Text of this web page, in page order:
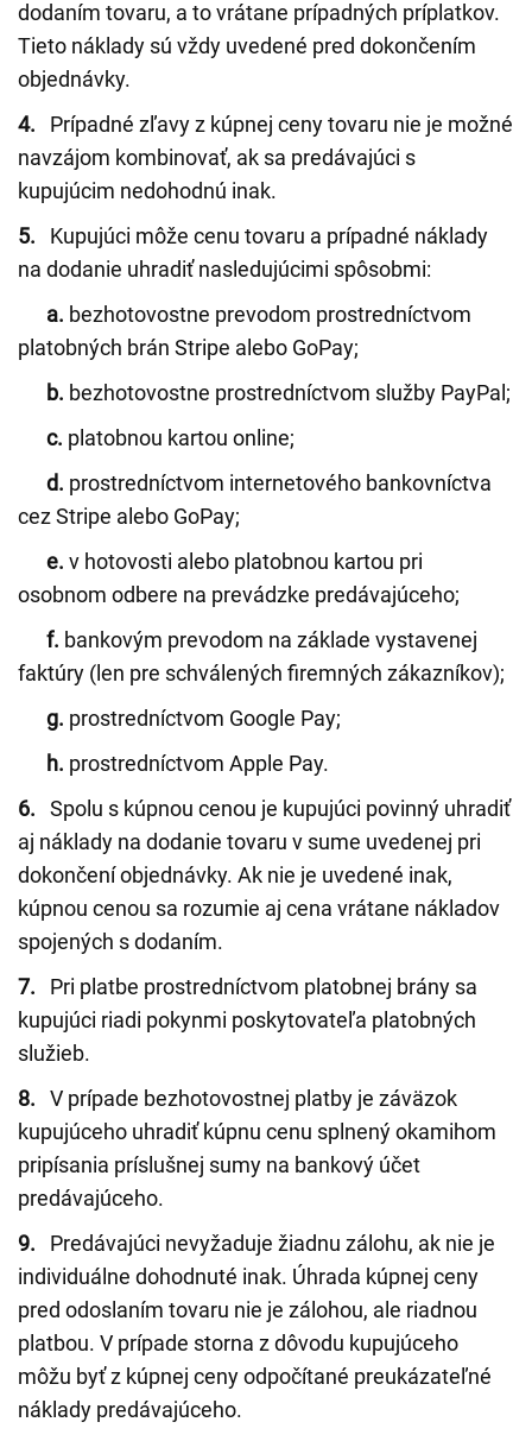
dodaním tovaru, a to vrátane prípadných príplatkov.
Tieto náklady sú vždy uvedené pred dokončením
objednávky.
4. Prípadné zľavy z kúpnej ceny tovaru nie je možné
navzájom kombinovať, ak sa predávajúci s
kupujúcim nedohodnú inak.
5. Kupujúci môže cenu tovaru a prípadné náklady
na dodanie uhradiť nasledujúcimi spôsobmi:
a. bezhotovostne prevodom prostredníctvom
platobných brán Stripe alebo GoPay;
b. bezhotovostne prostredníctvom služby PayPal;
c. platobnou kartou online;
d. prostredníctvom internetového bankovníctva
cez Stripe alebo GoPay;
e. v hotovosti alebo platobnou kartou pri
osobnom odbere na prevádzke predávajúceho;
f. bankovým prevodom na základe vystavenej
faktúry (len pre schválených firemných zákazníkov);
g. prostredníctvom Google Pay;
h. prostredníctvom Apple Pay.
6.
Spolu s kúpnou cenou je kupujúci povinný uhradiť
aj náklady na dodanie tovaru v sume uvedenej pri
dokončení objednávky. Ak nie je uvedené inak,
kúpnou cenou sa rozumie aj cena vrátane nákladov
spojených s dodaním.
7. Pri platbe prostredníctvom platobnej brány sa
kupujúci riadi pokynmi poskytovateľa platobných
služieb.
8. V prípade bezhotovostnej platby je záväzok
kupujúceho uhradiť kúpnu cenu splnený okamihom
pripísania príslušnej sumy na bankový účet
predávajúceho.
9. Predávajúci nevyžaduje žiadnu zálohu, ak nie je
individuálne dohodnuté inak. Úhrada kúpnej ceny
pred odoslaním tovaru nie je zálohou, ale riadnou
platbou. V prípade storna z dôvodu kupujúceho
môžu byť z kúpnej ceny odpočítané preukázateľné
náklady predávajúceho.